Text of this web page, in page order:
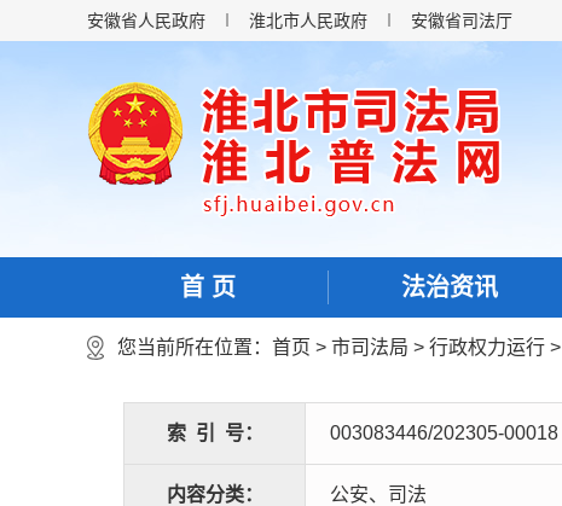
安徽省人民政府 淮北市人民政府 安徽省司法厅
首 页 法治资讯
您当前所在位置： 首页 > 市司法局 > 行政权力运行 >
索 引 号： 003083446/202305-00018
内容分类： 公安、司法